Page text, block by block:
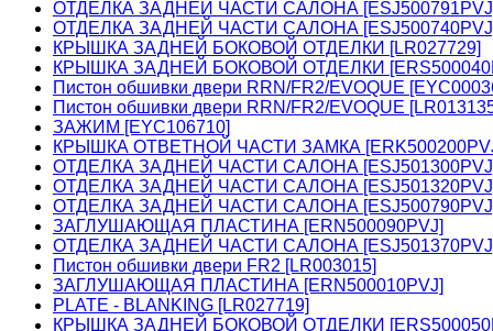
ОТДЕЛКА ЗАДНЕЙ ЧАСТИ САЛОНА
ОТДЕЛКА ЗАДНЕЙ ЧАСТИ САЛОНА
КРЫШКА ЗАДНЕЙ БОКОВОЙ ОТДЕЛКИ [LR027729]
КРЫШКА ЗАДНЕЙ БОКОВОЙ ОТДЕЛКИ
Пистон обшивки двери RRN/FR2/EVOQUE
Пистон обшивки двери RRN/FR2/EVOQUE
ЗАЖИМ [EYC106710]
КРЫШКА ОТВЕТНОЙ ЧАСТИ ЗАМКА
ОТДЕЛКА ЗАДНЕЙ ЧАСТИ САЛОНА
ОТДЕЛКА ЗАДНЕЙ ЧАСТИ САЛОНА
ОТДЕЛКА ЗАДНЕЙ ЧАСТИ САЛОНА
ЗАГЛУШАЮЩАЯ ПЛАСТИНА [ERN500090PVJ]
ОТДЕЛКА ЗАДНЕЙ ЧАСТИ САЛОНА
Пистон обшивки двери FR2 [LR003015]
ЗАГЛУШАЮЩАЯ ПЛАСТИНА [ERN500010PVJ]
PLATE - BLANKING [LR027719]
КРЫШКА ЗАДНЕЙ БОКОВОЙ ОТДЕЛКИ